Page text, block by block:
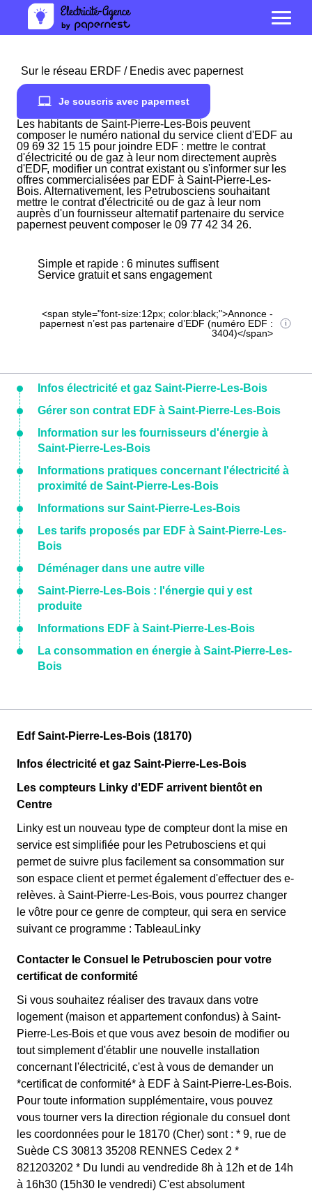
Sur le réseau ERDF / Enedis avec papernest
Je souscris avec papernest
Les habitants de Saint-Pierre-Les-Bois peuvent
composer le numéro national du service client d'EDF au
09 69 32 15 15 pour joindre EDF : mettre le contrat
d'électricité ou de gaz à leur nom directement auprès
d'EDF, modifier un contrat existant ou s'informer sur les
offres commercialisées par EDF à Saint-Pierre-Les-
Bois. Alternativement, les Petrubosciens souhaitant
mettre le contrat d'électricité ou de gaz à leur nom
auprès d'un fournisseur alternatif partenaire du service
papernest peuvent composer le 09 77 42 34 26.
Simple et rapide : 6 minutes suffisent
Service gratuit et sans engagement
<span style="font-size:12px; color:black;">Annonce -
papernest n’est pas partenaire d’EDF (numéro EDF :
3404)</span>
Infos électricité et gaz Saint-Pierre-Les-Bois
Gérer son contrat EDF à Saint-Pierre-Les-Bois
Information sur les fournisseurs d'énergie à
Saint-Pierre-Les-Bois
Informations pratiques concernant l'électricité à
proximité de Saint-Pierre-Les-Bois
Informations sur Saint-Pierre-Les-Bois
Les tarifs proposés par EDF à Saint-Pierre-Les-
Bois
Déménager dans une autre ville
Saint-Pierre-Les-Bois : l'énergie qui y est
produite
Informations EDF à Saint-Pierre-Les-Bois
La consommation en énergie à Saint-Pierre-Les-
Bois
Edf Saint-Pierre-Les-Bois (18170)
Infos électricité et gaz Saint-Pierre-Les-Bois
Les compteurs Linky d'EDF arrivent bientôt en
Centre
Linky est un nouveau type de compteur dont la mise en
service est simplifiée pour les Petrubosciens et qui
permet de suivre plus facilement sa consommation sur
son espace client et permet également d'effectuer des e-
relèves. à Saint-Pierre-Les-Bois, vous pourrez changer
le vôtre pour ce genre de compteur, qui sera en service
suivant ce programme : TableauLinky
Contacter le Consuel le Petruboscien pour votre
certificat de conformité
Si vous souhaitez réaliser des travaux dans votre
logement (maison et appartement confondus) à Saint-
Pierre-Les-Bois et que vous avez besoin de modifier ou
tout simplement d'établir une nouvelle installation
concernant l'électricité, c'est à vous de demander un
*certificat de conformité* à EDF à Saint-Pierre-Les-Bois.
Pour toute information supplémentaire, vous pouvez
vous tourner vers la direction régionale du consuel dont
les coordonnées pour le 18170 (Cher) sont : * 9, rue de
Suède CS 30813 35208 RENNES Cedex 2 *
821203202 * Du lundi au vendredide 8h à 12h et de 14h
à 16h30 (15h30 le vendredi) C'est absolument